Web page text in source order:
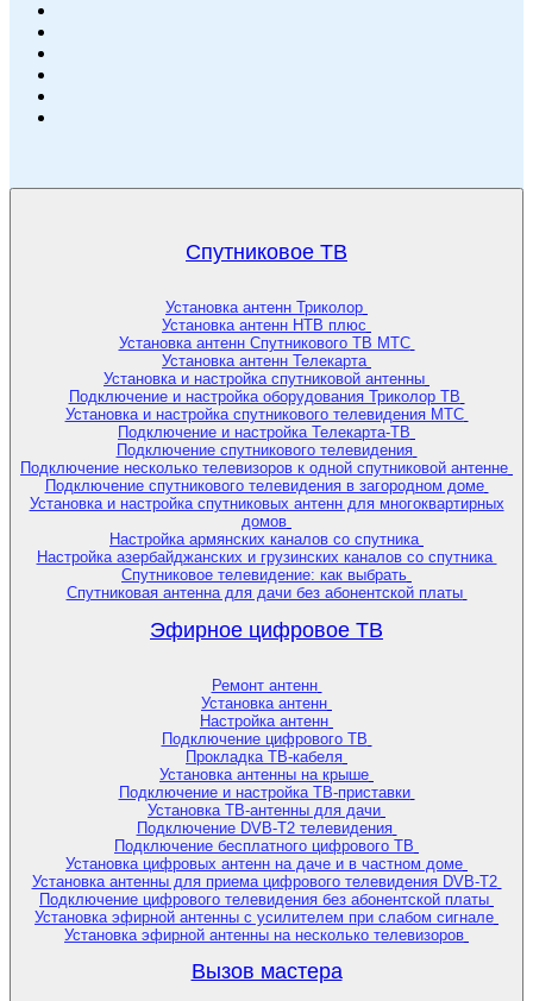
Спутниковое ТВ
Установка антенн Триколор
Установка антенн НТВ плюс
Установка антенн Спутникового ТВ МТС
Установка антенн Телекарта
Установка и настройка спутниковой антенны
Подключение и настройка оборудования Триколор ТВ
Установка и настройка спутникового телевидения МТС
Подключение и настройка Телекарта-ТВ
Подключение спутникового телевидения
Подключение несколько телевизоров к одной спутниковой антенне
Подключение спутникового телевидения в загородном доме
Установка и настройка спутниковых антенн для многоквартирных
домов
Настройка армянских каналов со спутника
Настройка азербайджанских и грузинских каналов со спутника
Спутниковое телевидение: как выбрать
Спутниковая антенна для дачи без абонентской платы
Эфирное цифровое ТВ
Ремонт антенн
Установка антенн
Настройка антенн
Подключение цифрового ТВ
Прокладка ТВ-кабеля
Установка антенны на крыше
Подключение и настройка ТВ-приставки
Установка ТВ-антенны для дачи
Подключение DVB-T2 телевидения
Подключение бесплатного цифрового ТВ
Установка цифровых антенн на даче и в частном доме
Установка антенны для приема цифрового телевидения DVB-T2
Подключение цифрового телевидения без абонентской платы
Установка эфирной антенны с усилителем при слабом сигнале
Установка эфирной антенны на несколько телевизоров
Вызов мастера